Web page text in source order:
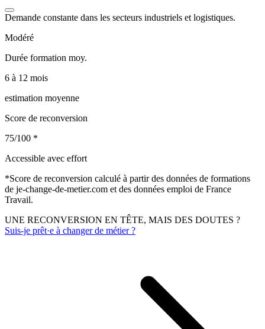
Demande constante dans les secteurs industriels et logistiques.
Modéré
Durée formation moy.
6 à 12 mois
estimation moyenne
Score de reconversion
75/100 *
Accessible avec effort
*Score de reconversion calculé à partir des données de formations
de je-change-de-metier.com et des données emploi de France
Travail.
UNE RECONVERSION EN TÊTE, MAIS DES DOUTES ?
Suis-je prêt·e à changer de métier ?